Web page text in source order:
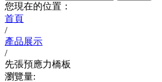
您現在的位置：
首頁
/
產品展示
/
先張預應力橋板
瀏覽量: